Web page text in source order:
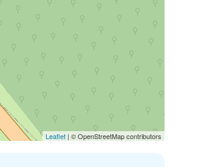
Leaflet | © OpenStreetMap contributors